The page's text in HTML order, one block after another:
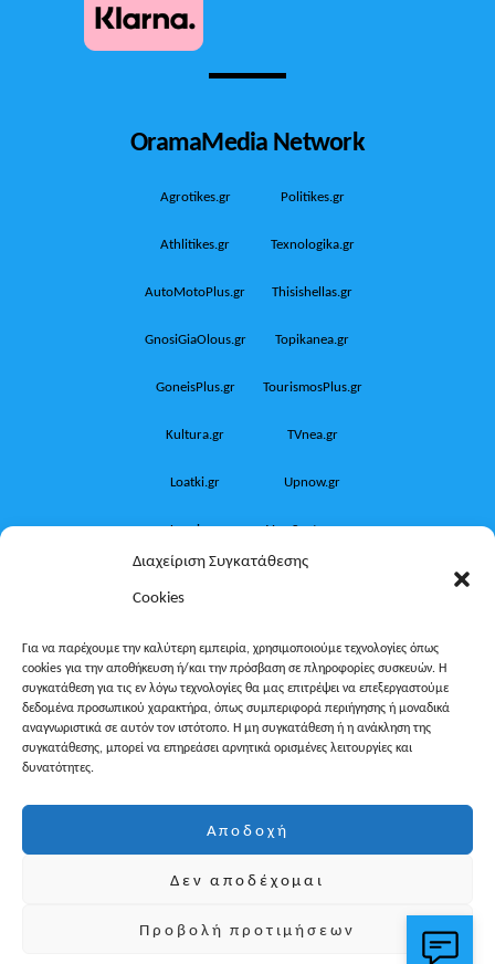
Διαχείριση Συγκατάθεσης
Cookies
Για να παρέχουμε την καλύτερη εμπειρία, χρησιμοποιούμε τεχνολογίες όπως
cookies για την αποθήκευση ή/και την πρόσβαση σε πληροφορίες συσκευών. Η
συγκατάθεση για τις εν λόγω τεχνολογίες θα μας επιτρέψει να επεξεργαστούμε
δεδομένα προσωπικού χαρακτήρα, όπως συμπεριφορά περιήγησης ή μοναδικά
αναγνωριστικά σε αυτόν τον ιστότοπο. Η μη συγκατάθεση ή η ανάκληση της
συγκατάθεσης, μπορεί να επηρεάσει αρνητικά ορισμένες λειτουργίες και
δυνατότητες.
Αποδοχή
Δεν αποδέχομαι
Προβολή προτιμήσεων
OramaMedia Network
Agrotikes.gr Politikes.gr
Athlitikes.gr Texnologika.gr
AutoMotoPlus.gr Thisishellas.gr
GnosiGiaOlous.gr Topikanea.gr
GoneisPlus.gr TourismosPlus.gr
Kultura.gr TVnea.gr
Loatki.gr Upnow.gr
Loveis.gr VresSyntages.gr
Oikotropia.gr ZoumeSpiti.gr
Perepet.gr
(Orama Group Μ.Ι.Κ.Ε.) | Α.Φ.Μ.
801086294 – Δ.Ο.Υ. ΚΕΦΟΔΕ Αττικής | Γ.Ε.ΜΗ
148748903000 | Έδρα: Αθήνα, Ελλάδα |
Email: contact@orama-group.com